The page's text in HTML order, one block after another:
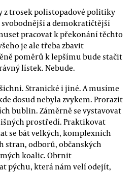
z trosek polistopadové politiky
a demokratičtější
pracovat k překonání těchto
je ale třeba zbavit
poměrů k lepšímu bude stačit
lístek. Nebude.
Stranické i jiné. A musíme
dosud nebyla zvykem. Prorazit
bublin. Záměrně se vystavovat
prostředí. Praktikovat
se bát velkých, komplexních
stran, odborů, občanských
koalic. Obrnit
pýchu, která nám velí odejít,